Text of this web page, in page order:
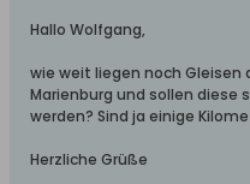
Hallo Wolfgang,
wie weit liegen noch Gleisen
Marienburg und sollen diese
werden? Sind ja einige
Herzliche Grüße